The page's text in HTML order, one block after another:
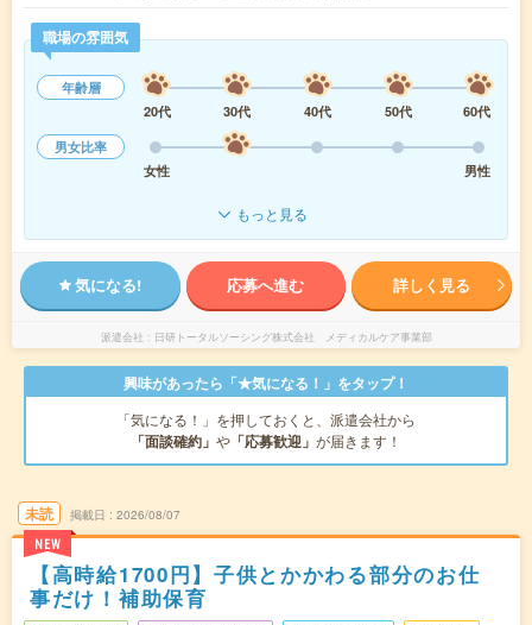
職場の雰囲気
年齢層
20代
30代 40代 50代
60代
男女比率
女性
男性
もっと見る
気になる! 応募へ進む 詳しく見る
派遣会社 日研トータルソーシング株式会社 メディカルケア事業部
興味があったら「★気になる！」をタップ！
「気になる！」を押しておくと、派遣会社から
「面談確約」 や 「応募歓迎」 が届きます！
未読
NEW
掲載日 2026/08/07
【高時給1700円】子供とかかわる部分のお仕
事だけ！補助保育